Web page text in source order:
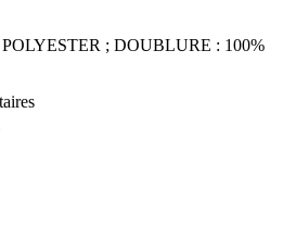
; DOUBLURE : 100%